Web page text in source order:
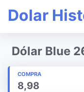
Dolar
Dólar Blue
COMPRA
8,98